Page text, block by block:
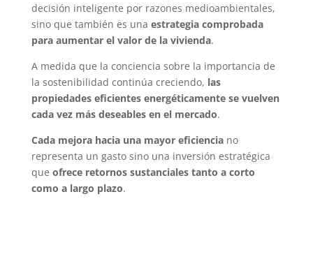
decisión inteligente por razones medioambientales,
sino que también es una estrategia comprobada
para aumentar el valor de la vivienda.
A medida que la conciencia sobre la importancia de
la sostenibilidad continúa creciendo, las
propiedades eficientes energéticamente se vuelven
cada vez más deseables en el mercado.
Cada mejora hacia una mayor eficienciano
representa un gasto sino una inversión estratégica
que ofrece retornos sustanciales tanto a corto
como a largo plazo.